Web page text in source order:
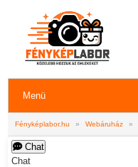
Menü
Fényképlabor.hu » Webáruház »
Chat
Chat